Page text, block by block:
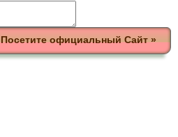
Посетите официальный Сайт »